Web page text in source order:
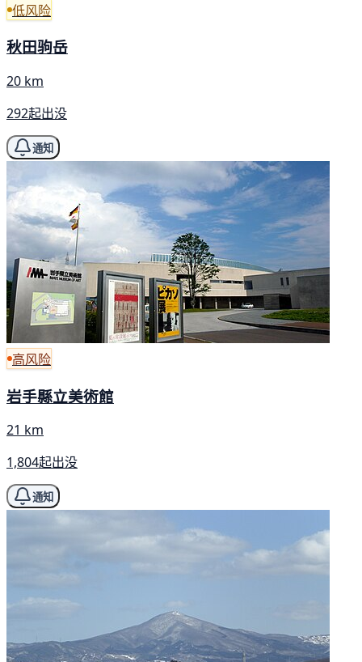
低风险
秋田驹岳
20 km
292起出没
通知
高风险
岩手縣立美術館
21 km
1,804起出没
通知